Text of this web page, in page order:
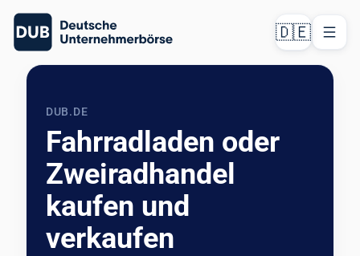
🇩🇪
DUB.DE
Fahrradladen oder
Zweiradhandel
kaufen und
verkaufen